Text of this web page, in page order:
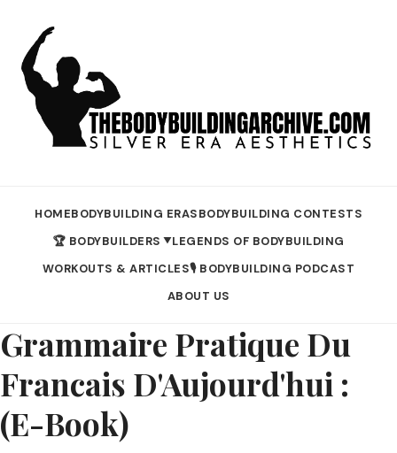
HOMEBODYBUILDING ERASBODYBUILDING CONTESTS
🏆 BODYBUILDERS ▼LEGENDS OF BODYBUILDING
WORKOUTS & ARTICLES🎙️ BODYBUILDING PODCAST
ABOUT US
Grammaire Pratique Du
Francais D'Aujourd'hui :
(E-Book)